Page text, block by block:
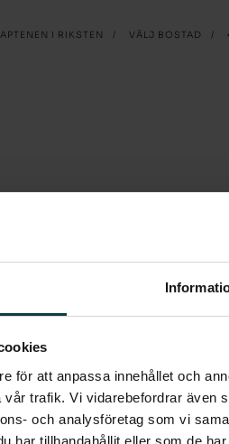
för att anpassa innehållet och
trafik. Vi vidarebefordrar även
och analysföretag som vi
har tillhandahållit eller som de
I RIKSTEN / VÄLJ BOSTAD /
82 kvm med en härlig
en stor garderob som
spegelglas.
i öppen planlösning med fullt
vitvaror. Bänkskiva i laminat
kyl och frys,